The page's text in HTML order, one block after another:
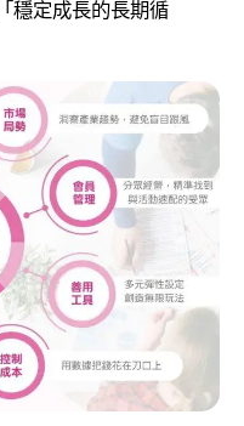
穩定成長的長期循